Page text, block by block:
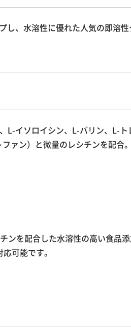
し、水溶性に優れた人気の即溶
L-イソロイシン、L-バリン、L-
ァン）と微量のレシチンを配合
ンを配合した水溶性の高い食品
可能です。